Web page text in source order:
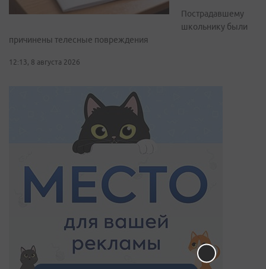
Пострадавшему
школьнику были
причинены телесные повреждения
12:13, 8 августа 2026